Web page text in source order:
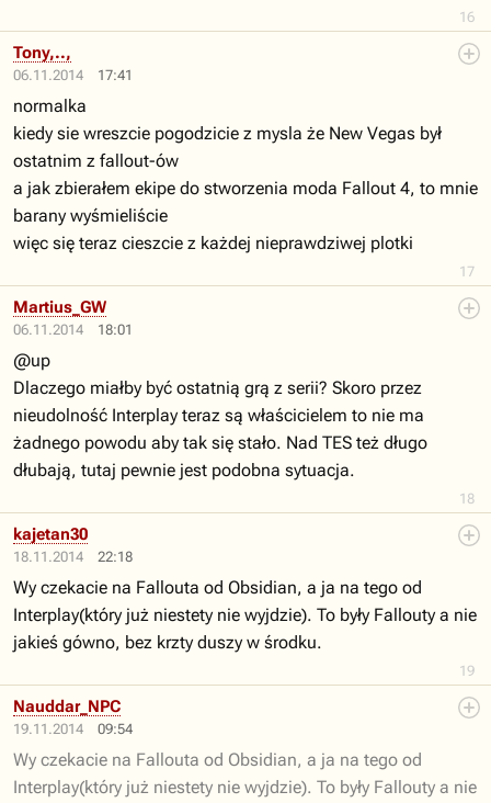
16
06.11.2014 17:41
17
Tony,..,
normalka
kiedy sie wreszcie pogodzicie z mysla że New Vegas był
ostatnim z fallout-ów
a jak zbierałem ekipe do stworzenia moda Fallout 4, to mnie
barany wyśmieliście
więc się teraz cieszcie z każdej nieprawdziwej plotki
06.11.2014 18:01
18
Martius_GW
@up
Dlaczego miałby być ostatnią grą z serii? Skoro przez
nieudolność Interplay teraz są właścicielem to nie ma
żadnego powodu aby tak się stało. Nad TES też długo
dłubają, tutaj pewnie jest podobna sytuacja.
18.11.2014 22:18
19
kajetan30
Wy czekacie na Fallouta od Obsidian, a ja na tego od
Interplay(który już niestety nie wyjdzie). To były Fallouty a nie
jakieś gówno, bez krzty duszy w środku.
19.11.2014 09:54
Nauddar_NPC
Wy czekacie na Fallouta od Obsidian, a ja na tego od
Interplay(który już niestety nie wyjdzie). To były Fallouty a nie